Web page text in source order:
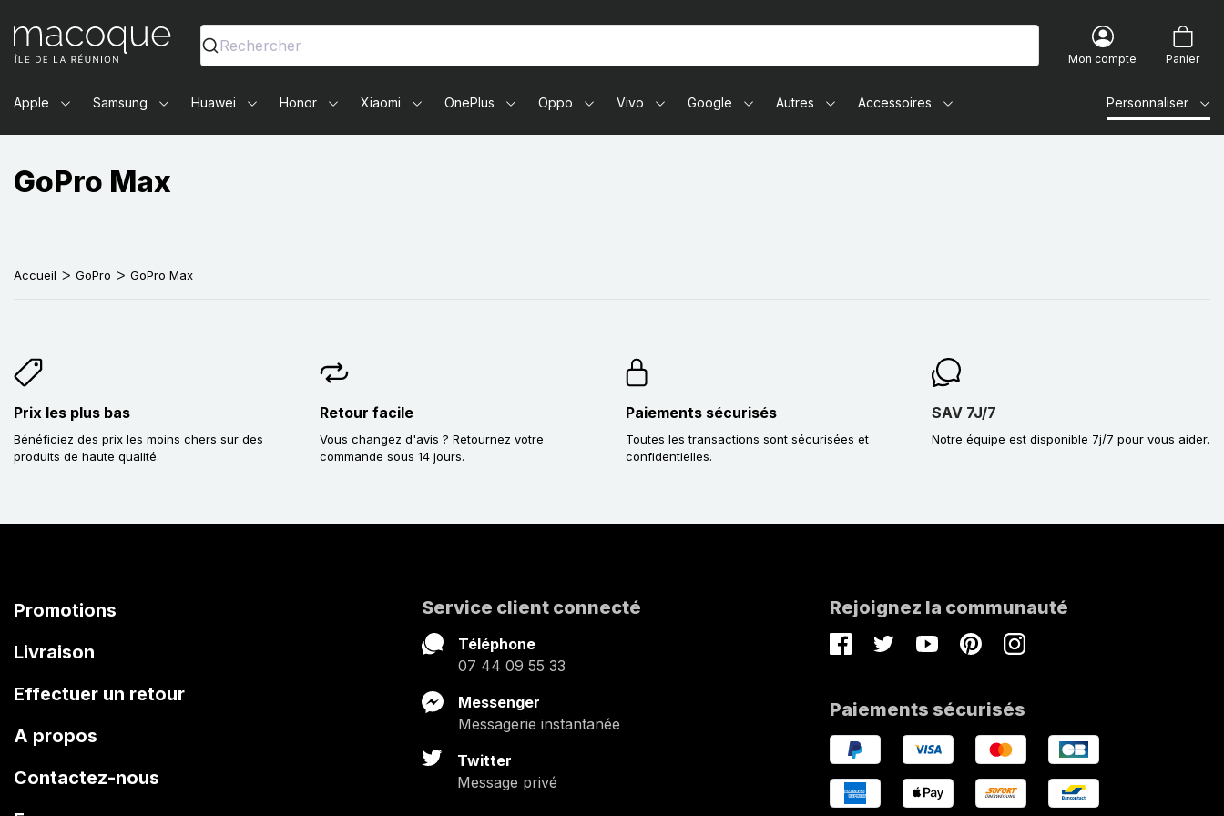
Ma Coque - Coques et Accessoires pour smartphones et tablettes
Rechercher
Mon compte Panier
Apple Samsung Huawei Honor Xiaomi OnePlus Oppo Vivo Google Autres Accessoires Personnaliser
GoPro Max
Accueil GoPro GoPro Max
Prix les plus bas
Bénéficiez des prix les moins chers sur des
produits de haute qualité.
Retour facile
Vous changez d'avis ? Retournez votre
commande sous 14 jours.
Paiements sécurisés
Toutes les transactions sont sécurisées et
confidentielles.
SAV 7J/7
Notre équipe est disponible 7j/7 pour vous aider.
Promotions
Livraison
Effectuer un retour
A propos
Contactez-nous
Service client connecté
Téléphone
07 44 09 55 33
Messenger
Messagerie instantanée
Twitter
Message privé
Rejoignez la communauté
FacebookTwitterYoutubePinterestInstagram
Paiements sécurisés